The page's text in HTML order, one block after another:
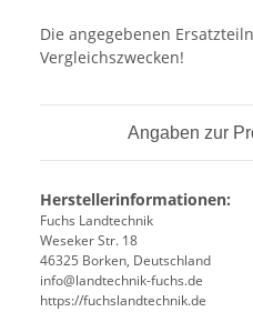
Die angegebenen
Vergleichszwecken!
Angaben zur
Herstellerinformationen:
Fuchs Landtechnik
Weseker Str. 18
46325 Borken, Deutschland
info@landtechnik-fuchs.de
https://fuchslandtechnik.de